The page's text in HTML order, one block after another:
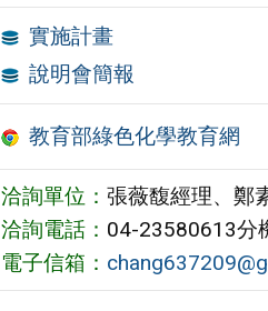
實施計畫
說明會簡報
教育部綠色化學教育網
洽詢單位： 張薇馥經理、鄭
洽詢電話： 04-23580613分
電子信箱：